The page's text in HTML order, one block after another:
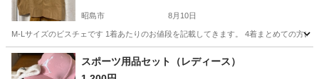
昭島市 8月10日
M-Lサイズのビスチェです 1着あたりのお値段を記載してきます。 4着まとめての方に
東京 昭島市 服/ファッション
スポーツ用品セット（レディース）